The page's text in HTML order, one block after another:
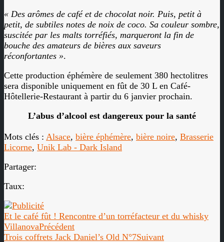
« Des arômes de café et de chocolat noir. Puis, petit à
petit, de subtiles notes de noix de coco. Sa couleur sombre,
suscitée par les malts torréfiés, marqueront la fin de
bouche des amateurs de bières aux saveurs
réconfortantes ».
Cette production éphémère de seulement 380 hectolitres
sera disponible uniquement en fût de 30 L en Café-
Hôtellerie-Restaurant à partir du 6 janvier prochain.
L’abus d’alcool est dangereux pour la santé
Mots clés : Alsace, bière éphémère, bière noire, Brasserie
Licorne, Unik Lab - Dark Island
Partager:
Taux:
Et le café fût ! Rencontre d’un torréfacteur et du whisky
VillanovaPrécédent
Trois coffrets Jack Daniel’s Old N°7Suivant